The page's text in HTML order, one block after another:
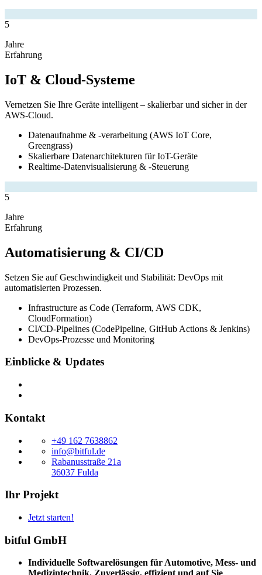
5
Jahre
Erfahrung
IoT & Cloud-Systeme
Vernetzen Sie Ihre Geräte intelligent – skalierbar und sicher in der
AWS-Cloud.
Datenaufnahme & -verarbeitung (AWS IoT Core,
Greengrass)
Skalierbare Datenarchitekturen für IoT-Geräte
Realtime-Datenvisualisierung & -Steuerung
5
Jahre
Erfahrung
Automatisierung & CI/CD
Setzen Sie auf Geschwindigkeit und Stabilität: DevOps mit
automatisierten Prozessen.
Infrastructure as Code (Terraform, AWS CDK,
CloudFormation)
CI/CD-Pipelines (CodePipeline, GitHub Actions & Jenkins)
DevOps-Prozesse und Monitoring
Einblicke & Updates
Kontakt
+49 162 7638862
info@bitful.de
Rabanusstraße 21a
36037 Fulda
Ihr Projekt
Jetzt starten!
bitful GmbH
Individuelle Softwarelösungen für Automotive, Mess- und